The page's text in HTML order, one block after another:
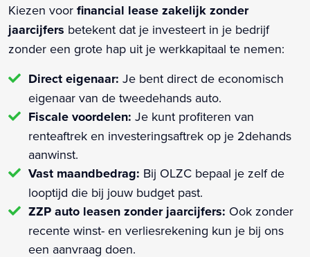
Kiezen voor financial lease zakelijk zonder
jaarcijfers betekent dat je investeert in je bedrijf
zonder een grote hap uit je werkkapitaal te nemen:
Direct eigenaar: Je bent direct de economisch
eigenaar van de tweedehands auto.
Fiscale voordelen: Je kunt profiteren van
renteaftrek en investeringsaftrek op je 2dehands
aanwinst.
Vast maandbedrag: Bij OLZC bepaal je zelf de
looptijd die bij jouw budget past.
ZZP auto leasen zonder jaarcijfers: Ook zonder
recente winst- en verliesrekening kun je bij ons
een aanvraag doen.